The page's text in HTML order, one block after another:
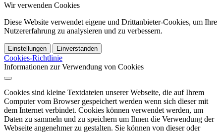
Wir verwenden Cookies
Diese Website verwendet eigene und Drittanbieter-Cookies, um Ihre
Nutzererfahrung zu analysieren und zu verbessern.
Einstellungen Einverstanden
Cookies-Richtlinie
Informationen zur Verwendung von Cookies
Cookies sind kleine Textdateien unserer Webseite, die auf Ihrem
Computer vom Browser gespeichert werden wenn sich dieser mit
dem Internet verbindet. Cookies können verwendet werden, um
Daten zu sammeln und zu speichern um Ihnen die Verwendung der
Webseite angenehmer zu gestalten. Sie können von dieser oder